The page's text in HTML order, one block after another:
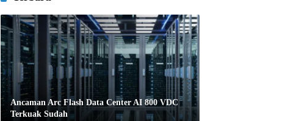
Ancaman Arc Flash Data Center AI 800 VDC
Terkuak Sudah